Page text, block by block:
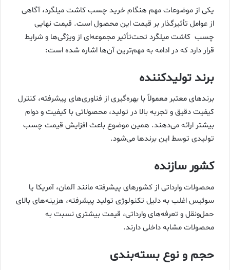
یکی از موضوعات مهم هنگام خرید چسب کاشت میلگرد، آگاهی
از عوامل تأثیرگذار بر قیمت این محصول است. قیمت نهایی
چسب کاشت میلگرد تحت‌تأثیر مجموعه‌ای از ویژگی‌ها و شرایط
قرار دارد که در ادامه به مهم‌ترین آن‌ها اشاره شده است:
برند تولیدکننده
برندهای معتبر معمولاً با بهره‌گیری از فناوری‌های پیشرفته، کنترل
کیفیت دقیق و تجربه بالا در تولید، محصولاتی با کیفیت و دوام
بیشتر ارائه می‌دهند. همین موضوع باعث افزایش قیمت چسب
تولیدی توسط این برندها می‌شود.
کشور سازنده
محصولات وارداتی از کشورهای پیشرفته مانند آلمان، آمریکا یا
سوئیس اغلب به دلیل تکنولوژی تولید پیشرفته، هزینه‌های بالای
حمل‌ونقل و تعرفه‌های وارداتی، قیمت بیشتری نسبت به
محصولات مشابه داخلی دارند.
حجم و نوع بسته‌بندی